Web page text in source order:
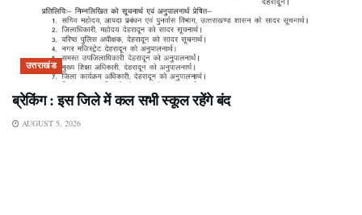
उत्तराखंड
ब्रेकिंग : इस जिले में कल सभी स्कूल रहेंगे बंद
AUGUST 5, 2026